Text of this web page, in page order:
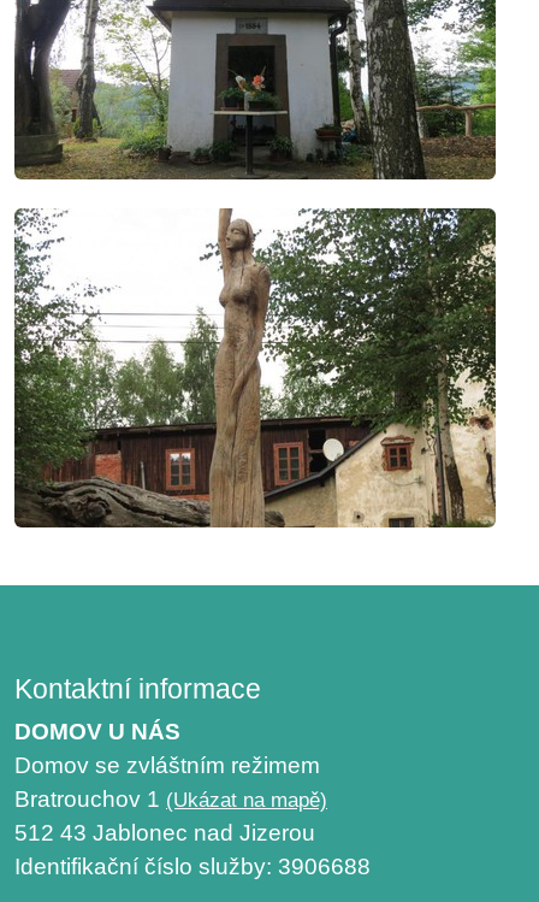
Kontaktní informace
DOMOV U NÁS
Domov se zvláštním režimem
Bratrouchov 1 (Ukázat na mapě)
512 43 Jablonec nad Jizerou
Identifikační číslo služby: 3906688